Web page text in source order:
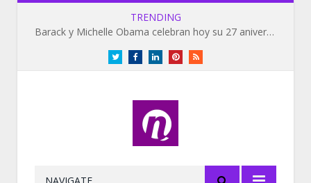
TRENDING
Barack y Michelle Obama celebran hoy su 27 aniversario de bodas
TwitterFacebookLinkedInPinterestRSS